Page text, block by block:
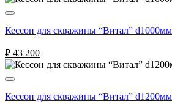
Кессон для скважины “Витал”
₽ 43 200
Кессон для скважины “Витал”